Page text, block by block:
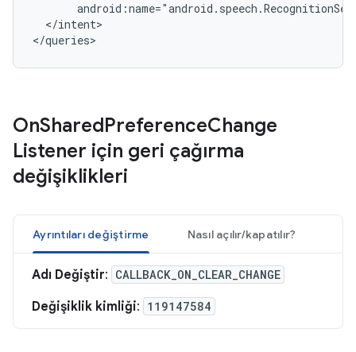
</intent>
</queries>
OnSharedPreferenceChange
Listener için geri çağırma
değişiklikleri
Ayrıntıları değiştirme Nasıl açılır/kapatılır?
Adı Değiştir: CALLBACK_ON_CLEAR_CHANGE
Değişiklik kimliği: 119147584